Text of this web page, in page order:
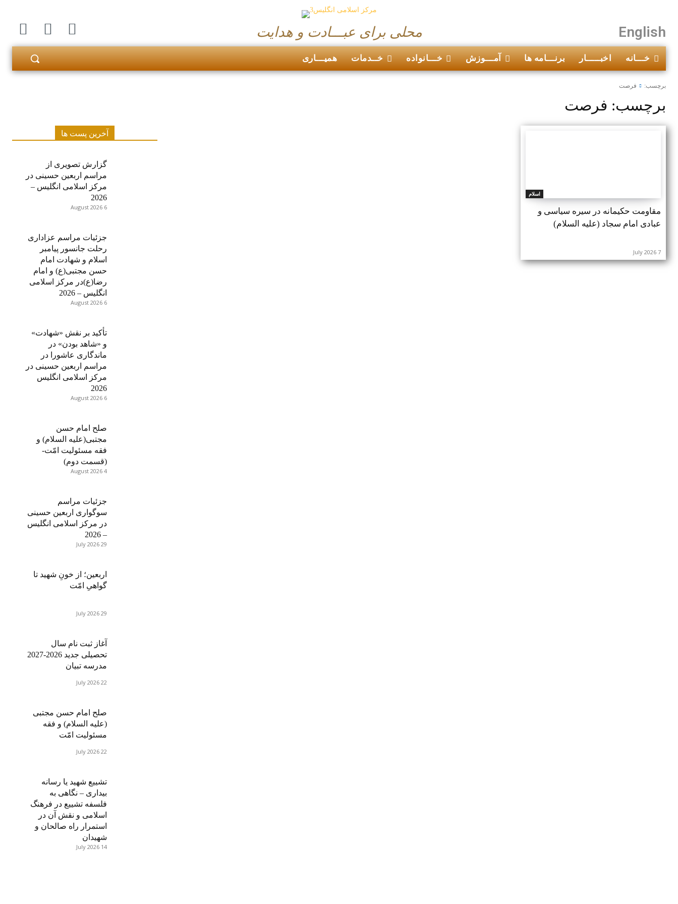
محلی برای عبـــادت و هدایت English
همیـــاری خــدمات خـــانواده آمـــوزش برنـــامه ها اخبـــــار خـــانه
برچسب: فرصت
برچسب: فرصت
آخرین پست ها
گزارش تصویری از
مراسم اربعین حسینی در
مرکز اسلامی انگلیس –
2026
6 August 2026
جزئیات مراسم عزاداری
رحلت جانسور پیامبر
اسلام و شهادت امام
حسن مجتبی(ع) و امام
رضا(ع)در مرکز اسلامی
انگلیس – 2026
6 August 2026
تأکید بر نقش «شهادت»
و «شاهد بودن» در
ماندگاری عاشورا در
مراسم اربعین حسینی در
مرکز اسلامی انگلیس
2026
6 August 2026
صلح امام حسن
مجتبی(علیه السلام) و
فقه مسئولیت امّت-
(قسمت دوم)
4 August 2026
جزئیات مراسم
سوگواری اربعین حسینی
در مرکز اسلامی انگلیس
– 2026
29 July 2026
اربعین؛ از خونِ شهید تا
گواهیِ امّت
29 July 2026
آغاز ثبت نام سال
تحصیلی جدید 2026-2027
مدرسه تبیان
22 July 2026
صلح امام حسن مجتبی
(علیه السلام) و فقه
مسئولیت امّت
22 July 2026
تشییع شهید یا رسانه
بیداری – نگاهی به
فلسفه تشییع در فرهنگ
اسلامی و نقش آن در
استمرار راه صالحان و
شهیدان
14 July 2026
اسلام
مقاومت حکیمانه در سیره سیاسی و
عبادی امام سجاد (علیه السلام)
7 July 2026